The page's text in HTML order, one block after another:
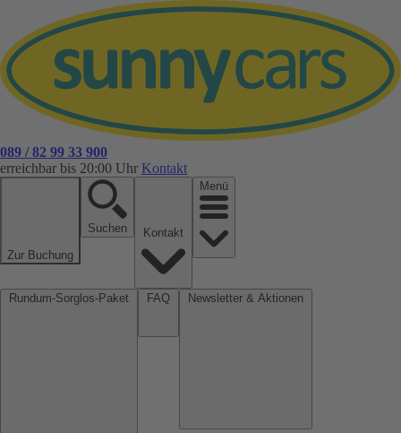
089 / 82 99 33 900
erreichbar bis 20:00 Uhr Kontakt
Zur Buchung
Suchen
Menü